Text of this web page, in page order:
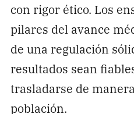
con rigor ético. Los
pilares del avance
de una regulación
resultados sean
trasladarse de
población.